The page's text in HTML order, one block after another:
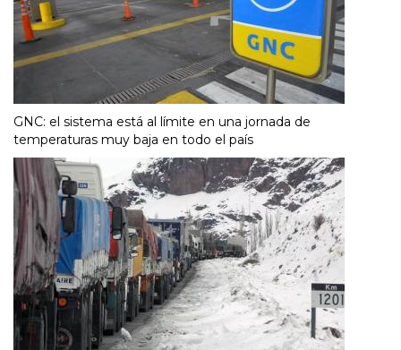
GNC: el sistema está al límite en una jornada de
temperaturas muy baja en todo el país